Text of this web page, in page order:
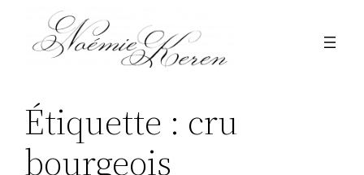
contenu
Étiquette : cru
bourgeois